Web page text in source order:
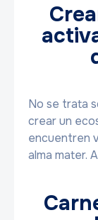
No se trata
crear un
encuentren
alma mater.